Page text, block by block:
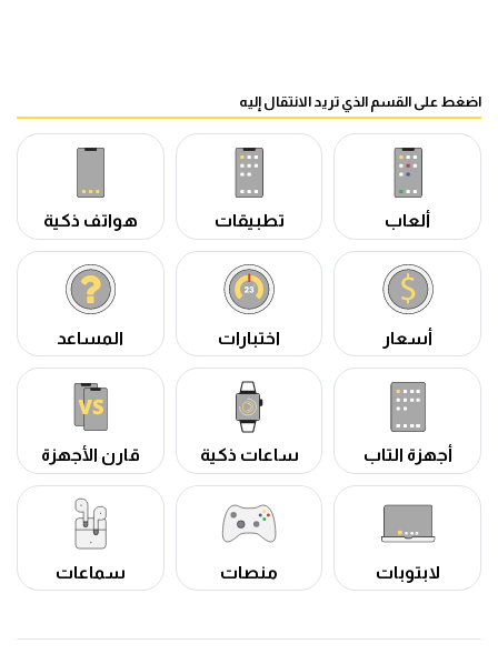
اضغط على القسم الذي تريد الانتقال إليه
ألعاب تطبيقات هواتف ذكية
أسعار اختبارات المساعد
أجهزة التاب ساعات ذكية قارن الأجهزة
لابتوبات منصات سماعات